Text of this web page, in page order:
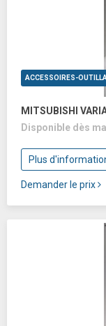
MITSUBISHI
Disponible dès
Plus
Demander le prix